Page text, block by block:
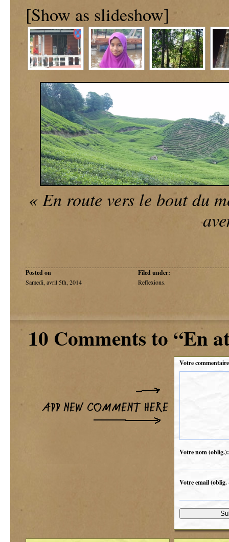
[Show as slideshow]
« En route vers le bout du
Posted on
Samedi, avril 5th, 2014
Filed under:
Reflexions.
10 Comments to “En
Votre
Votre nom (oblig.):
Votre email (oblig.